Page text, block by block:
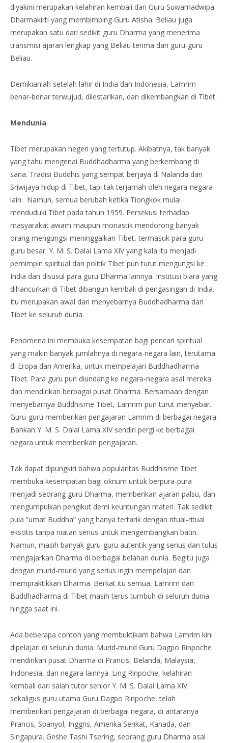
diyakini merupakan kelahiran kembali dari Guru Suwarnadwipa
Dharmakirti yang membimbing Guru Atisha. Beliau juga
merupakan satu dari sedikit guru Dharma yang menerima
transmisi ajaran lengkap yang Beliau terima dari guru-guru
Beliau.
Demikianlah setelah lahir di India dan Indonesia, Lamrim
benar-benar terwujud, dilestarikan, dan dikembangkan di Tibet.
Mendunia
Tibet merupakan negeri yang tertutup. Akibatnya, tak banyak
yang tahu mengenai Buddhadharma yang berkembang di
sana. Tradisi Buddhis yang sempat berjaya di Nalanda dan
Sriwijaya hidup di Tibet, tapi tak terjamah oleh negara-negara
lain. Namun, semua berubah ketika Tiongkok mulai
menduduki Tibet pada tahun 1959. Persekusi terhadap
masyarakat awam maupun monastik mendorong banyak
orang mengungsi meninggalkan Tibet, termasuk para guru-
guru besar. Y. M. S. Dalai Lama XIV yang kala itu menjadi
pemimpin spiritual dan politik Tibet pun turut mengungsi ke
India dan disusul para guru Dharma lainnya. Institusi biara yang
dihancurkan di Tibet dibangun kembali di pengasingan di India.
Itu merupakan awal dari menyebarnya Buddhadharma dari
Tibet ke seluruh dunia.
Fenomena ini membuka kesempatan bagi pencari spiritual
yang makin banyak jumlahnya di negara-negara lain, terutama
di Eropa dan Amerika, untuk mempelajari Buddhadharma
Tibet. Para guru pun diundang ke negara-negara asal mereka
dan mendirikan berbagai pusat Dharma. Bersamaan dengan
menyebarnya Buddhisme Tibet, Lamrim pun turut menyebar.
Guru-guru memberikan pengajaran Lamrim di berbagai negara.
Bahkan Y. M. S. Dalai Lama XIV sendiri pergi ke berbagai
negara untuk memberikan pengajaran.
Tak dapat dipungkiri bahwa popularitas Buddhisme Tibet
membuka kesempatan bagi oknum untuk berpura-pura
menjadi seorang guru Dharma, memberikan ajaran palsu, dan
mengumpulkan pengikut demi keuntungan materi. Tak sedikit
pula “umat Buddha” yang hanya tertarik dengan ritual-ritual
eksotis tanpa niatan serius untuk mengembangkan batin.
Namun, masih banyak guru-guru autentik yang serius dan tulus
mengajarkan Dharma di berbagai belahan dunia. Begitu juga
dengan murid-murid yang serius ingin mempelajari dan
mempraktikkan Dharma. Berkat itu semua, Lamrim dan
Buddhadharma di Tibet masih terus tumbuh di seluruh dunia
hingga saat ini.
Ada beberapa contoh yang membuktikam bahwa Lamrim kini
dipelajari di seluruh dunia. Murid-murid Guru Dagpo Rinpoche
mendirikan pusat Dharma di Prancis, Belanda, Malaysia,
Indonesia, dan negara lainnya. Ling Rinpoche, kelahiran
kembali dari salah tutor senior Y. M. S. Dalai Lama XIV
sekaligus guru utama Guru Dagpo Rinpoche, telah
memberikan pengajaran di berbagai negara, di antaranya
Prancis, Spanyol, Inggris, Amerika Serikat, Kanada, dan
Singapura. Geshe Tashi Tsering, seorang guru Dharma asal